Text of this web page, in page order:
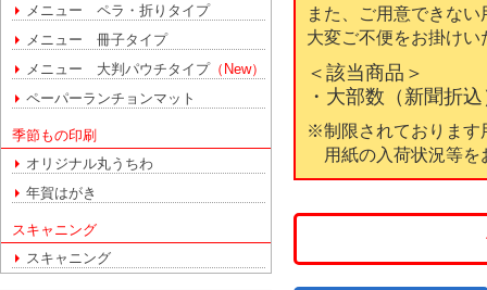
メニュー ペラ・折りタイプ
メニュー 冊子タイプ
メニュー 大判パウチタイプ（New）
ペーパーランチョンマット
季節もの印刷
オリジナル丸うちわ
年賀はがき
スキャニング
スキャニング
また、ご用意できな
⼤変ご不便をお掛け
＜該当商品＞
・⼤部数（新聞折
※制限されております
用紙の⼊荷状況等